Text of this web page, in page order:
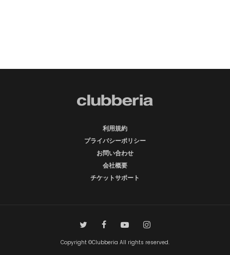
利用規約
プライバシーポリシー
お問い合わせ
会社概要
チケットサポート
Copyright ©Clubberia All rights reserved.